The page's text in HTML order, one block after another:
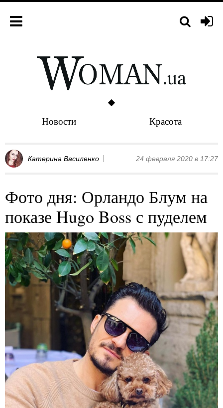
Новости Красота
Катерина Василенко 24 февраля 2020 в 17:27
Фото дня: Орландо Блум на
показе Hugo Boss с пуделем